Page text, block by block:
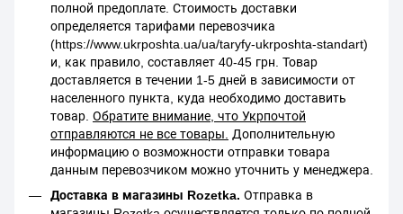
полной предоплате. Стоимость доставки
определяется тарифами перевозчика
(https://www.ukrposhta.ua/ua/taryfy-ukrposhta-standart)
и, как правило, составляет 40-45 грн. Товар
доставляется в течении 1-5 дней в зависимости от
населенного пункта, куда необходимо доставить
товар. Обратите внимание, что Укрпочтой
отправляются не все товары.
Дополнительную
информацию о возможности отправки товара
данным перевозчиком можно уточнить у менеджера.
Доставка в магазины Rozetka. Отправка в